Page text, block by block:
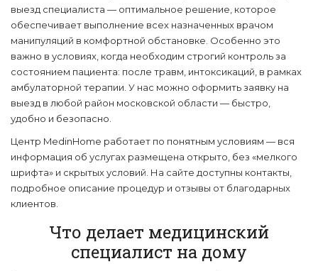
выезд специалиста — оптимальное решение, которое
обеспечивает выполнение всех назначенных врачом
манипуляций в комфортной обстановке. Особенно это
важно в условиях, когда необходим строгий контроль за
состоянием пациента: после травм, интоксикаций, в рамках
амбулаторной терапии. У нас можно оформить заявку на
выезд в любой район московской области — быстро,
удобно и безопасно.
Центр MedinHome работает по понятным условиям — вся
информация об услугах размещена открыто, без «мелкого
шрифта» и скрытых условий. На сайте доступны контакты,
подробное описание процедур и отзывы от благодарных
клиентов.
Что делает медицинский
специалист на дому